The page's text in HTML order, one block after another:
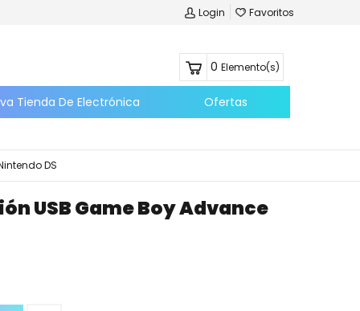
Login Favoritos
0 Elemento(s)
Tienda De Electrónica Ofertas
DS
USB Game Boy Advance